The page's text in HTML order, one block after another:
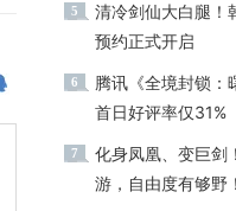
5
清冷剑仙大白腿！
预约正式开启
6
腾讯《全境封锁：
首日好评率仅31%
7
化身凤凰、变巨剑
游，自由度有够野！